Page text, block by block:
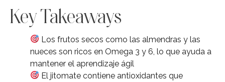
Key Takeaways
Los frutos secos como las almendras y las
nueces son ricos en Omega 3 y 6, lo que ayuda a
mantener el aprendizaje ágil
El jitomate contiene antioxidantes que